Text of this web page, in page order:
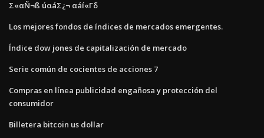
Σ«αÑ¬ß úαáΣ¿¬ αáí«Γδ
Los mejores fondos de índices de mercados emergentes.
Índice dow jones de capitalización de mercado
Serie común de cocientes de acciones 7
Compras en línea publicidad engañosa y protección del
consumidor
Billetera bitcoin us dollar